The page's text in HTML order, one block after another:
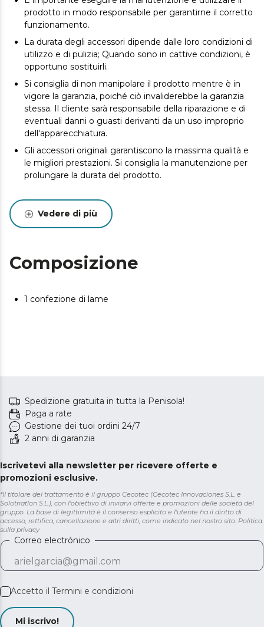
prodotto in modo responsabile per garantirne il corretto
funzionamento.
La durata degli accessori dipende dalle loro condizioni di
utilizzo e di pulizia; Quando sono in cattive condizioni, è
opportuno sostituirli.
Si consiglia di non manipolare il prodotto mentre è in
vigore la garanzia, poiché ciò invaliderebbe la garanzia
stessa. Il cliente sarà responsabile della riparazione e di
eventuali danni o guasti derivanti da un uso improprio
dell'apparecchiatura.
Gli accessori originali garantiscono la massima qualità e
le migliori prestazioni. Si consiglia la manutenzione per
prolungare la durata del prodotto.
Vedere di più
Composizione
1 confezione di lame
Spedizione gratuita in tutta la Penisola!
Paga a rate
Gestione dei tuoi ordini 24/7
2 anni di garanzia
Iscrivetevi alla newsletter per ricevere offerte e
promozioni esclusive.
*Il titolare del trattamento è il gruppo Cecotec (Cecotec Innovaciones S.L. e
Solotriatlon S.L.), con l'obiettivo di inviarvi offerte e promozioni delle società del
gruppo. La base di legittimità è il consenso esplicito e l'utente ha il diritto di
accesso, rettifica, cancellazione e altri diritti, come indicato nel nostro sito. Politica
sulla privacy
Correo electrónico
Accetto il Termini e condizioni
Mi iscrivo!